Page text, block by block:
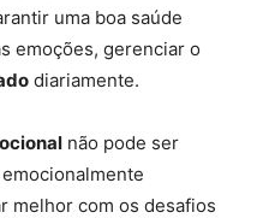
uma boa saúde
emoções, gerenciar o
diariamente.
não pode ser
melhor com os desafios